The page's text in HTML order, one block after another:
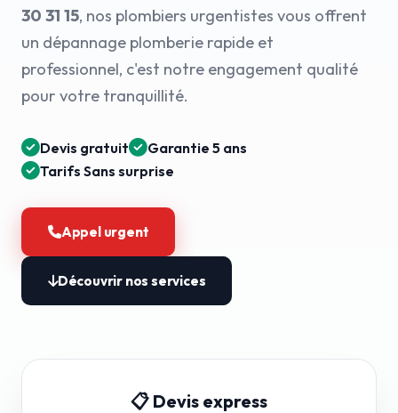
30 31 15, nos plombiers urgentistes vous offrent
un dépannage plomberie rapide et
professionnel, c'est notre engagement qualité
pour votre tranquillité.
Devis gratuit
Garantie 5 ans
Tarifs Sans surprise
Appel urgent
Découvrir nos services
📋 Devis express